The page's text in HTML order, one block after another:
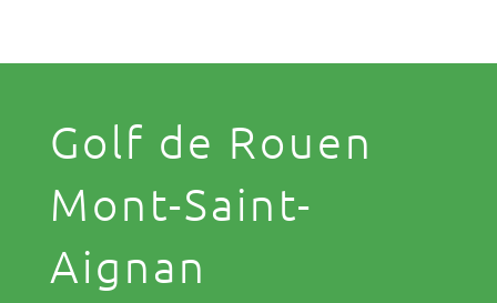
Golf de Rouen
Mont-Saint-
Aignan